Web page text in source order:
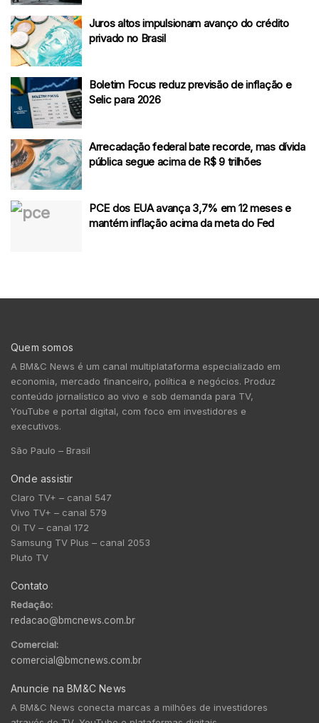
Juros altos impulsionam avanço do crédito
privado no Brasil
Boletim Focus reduz previsão de inflação e
Selic para 2026
Arrecadação federal bate recorde, mas dívida
pública segue acima de R$ 9 trilhões
PCE dos EUA avança 3,7% em 12 meses e
mantém inflação acima da meta do Fed
Quem somos
A BM&C News é um canal multiplataforma especializado em
economia, mercado financeiro, política e negócios. Produz
conteúdo jornalístico ao vivo e sob demanda para TV,
YouTube e portal digital, com foco em investidores e
executivos.
São Paulo – Brasil
Onde assistir
Claro TV+ – canal 547
Vivo TV+ – canal 579
Oi TV – canal 172
Samsung TV Plus – canal 2053
Pluto TV
Contato
Redação:
redacao@bmcnews.com.br
Comercial:
comercial@bmcnews.com.br
Anuncie na BM&C News
A BM&C News conecta marcas a milhões de investidores